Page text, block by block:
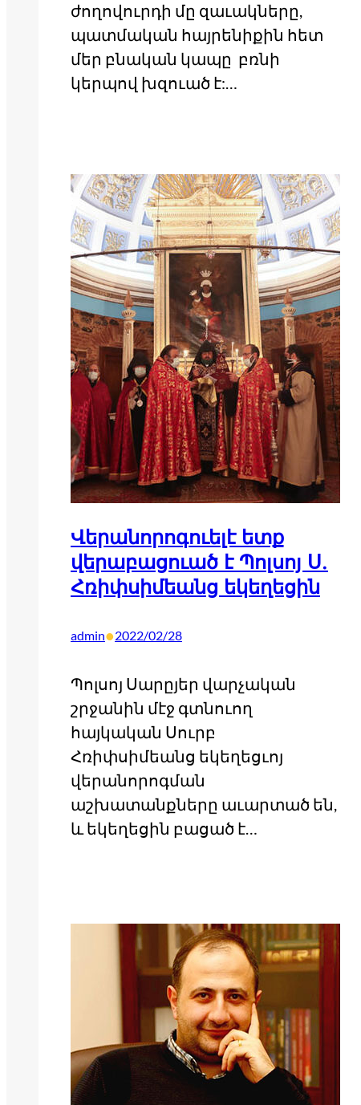
ժողովուրդի մը զաւակները,
պատմական հայրենիքին հետ
մեր բնական կապը բռնի
կերպով խզուած է:…
Վերանորոգուելէ ետք
վերաբացուած է Պոլսոյ Ս.
Հռիփսիմեանց եկեղեցին
admin•2022/02/28
Պոլսոյ Սարըյեր վարչական
շրջանին մէջ գտնուող
հայկական Սուրբ
Հռիփսիմեանց եկեղեցւոյ
վերանորոգման
աշխատանքները աւարտած են,
և եկեղեցին բացած է…